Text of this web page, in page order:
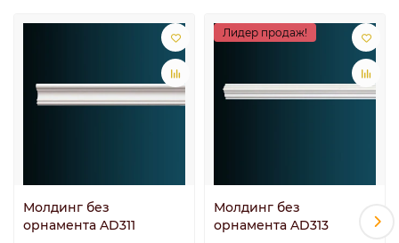
Молдинг без
орнамента AD311
Лидер продаж!
Молдинг без
орнамента AD313